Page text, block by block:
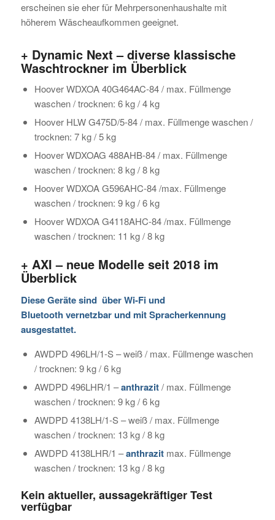
erscheinen sie eher für Mehrpersonenhaushalte mit
höherem Wäscheaufkommen geeignet.
+ Dynamic Next – diverse klassische
Waschtrockner im Überblick
Hoover WDXOA 40G464AC-84 / max. Füllmenge
waschen / trocknen: 6 kg / 4 kg
Hoover HLW G475D/5-84 / max. Füllmenge waschen /
trocknen: 7 kg / 5 kg
Hoover WDXOAG 488AHB-84 / max. Füllmenge
waschen / trocknen: 8 kg / 8 kg
Hoover WDXOA G596AHC-84 /max. Füllmenge
waschen / trocknen: 9 kg / 6 kg
Hoover WDXOA G4118AHC-84 /max. Füllmenge
waschen / trocknen: 11 kg / 8 kg
+ AXI – neue Modelle seit 2018 im
Überblick
Diese Geräte sind über Wi-Fi und
Bluetooth vernetzbarund mit Spracherkennung
ausgestattet.
AWDPD 496LH/1-S – weiß / max. Füllmenge waschen
/ trocknen: 9 kg / 6 kg
AWDPD 496LHR/1 –anthrazit/ max. Füllmenge
waschen / trocknen: 9 kg / 6 kg
AWDPD 4138LH/1-S – weiß / max. Füllmenge
waschen / trocknen: 13 kg / 8 kg
AWDPD 4138LHR/1 –anthrazitmax. Füllmenge
waschen / trocknen: 13 kg / 8 kg
Kein aktueller, aussagekräftiger Test
verfügbar